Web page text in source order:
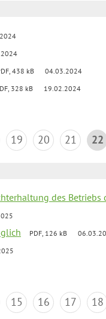
438 kB 04.03.2024
328 kB 19.02.2024
19 20 21 22
des Betriebs
PDF, 126 kB
15 16 17 18